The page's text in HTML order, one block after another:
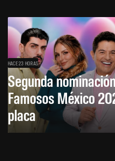
HACE 23 HORAS
Segunda
Famosos México
placa